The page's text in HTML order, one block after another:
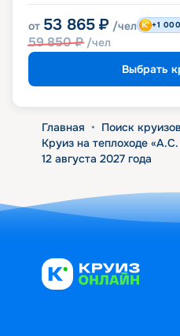
от 53 865 ₽ /чел
59 850₽ /чел
+1 000
Выбрать
Главная • Поиск круизов
Круиз на теплоходе
12 августа 2027 года